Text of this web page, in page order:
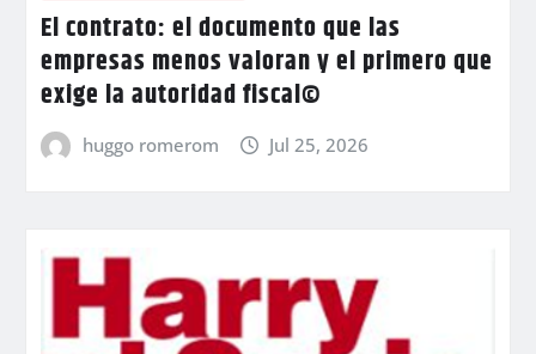
El contrato: el documento que las
empresas menos valoran y el primero que
exige la autoridad fiscal©
huggo romerom Jul 25, 2026